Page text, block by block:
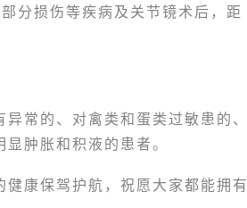
分损伤等疾病及关节镜术后，距
常的、对禽类和蛋类过敏患的、
肿胀和积液的患者。
康保驾护航，祝愿大家都能拥有